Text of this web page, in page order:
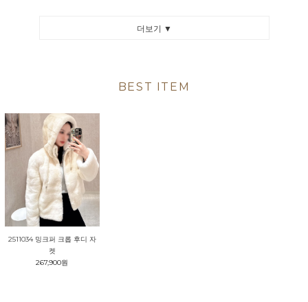
더보기 ▼
BEST ITEM
2511034 밍크퍼 크롭 후디 자
켓
267,900원